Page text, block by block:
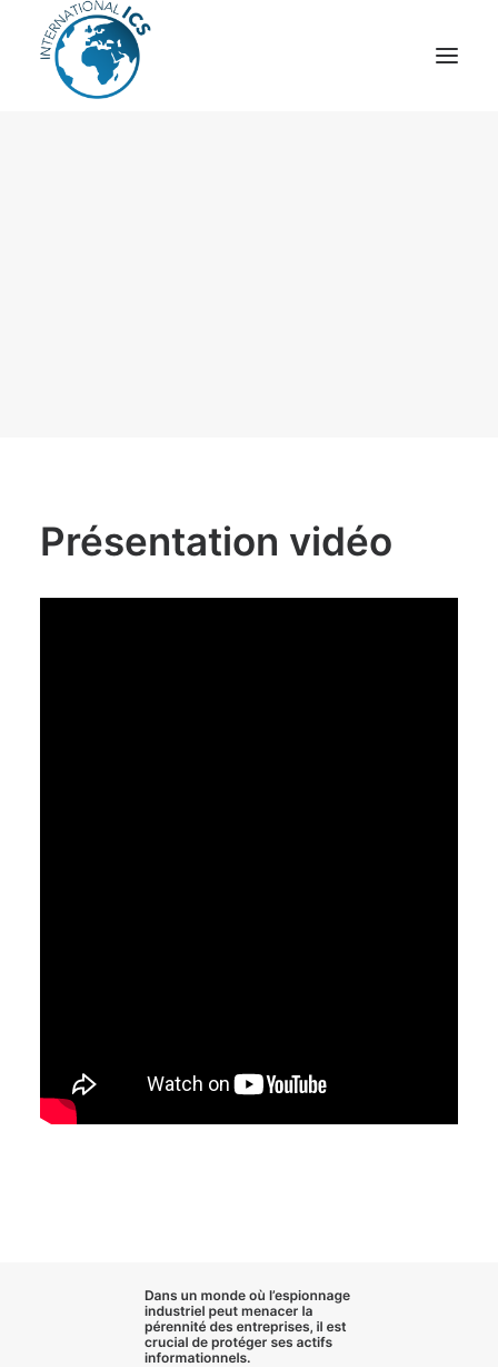
Présentation vidéo
Dans un monde où l’espionnage
industriel peut menacer la
pérennité des entreprises, il est
crucial de protéger ses actifs
informationnels.